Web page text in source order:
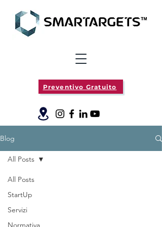
Preventivo Gratuito
Blog
All Posts
StartUp
Servizi
Normativa
All Posts